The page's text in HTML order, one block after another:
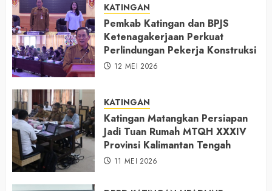
KATINGAN
Pemkab Katingan dan BPJS
Ketenagakerjaan Perkuat
Perlindungan Pekerja Konstruksi
12 MEI 2026
KATINGAN
Katingan Matangkan Persiapan
Jadi Tuan Rumah MTQH XXXIV
Provinsi Kalimantan Tengah
11 MEI 2026